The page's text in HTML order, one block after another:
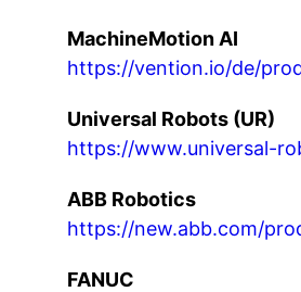
MachineMotion AI
https://vention.io/de/
Universal Robots (UR)
https://www.universal-
ABB Robotics
https://new.abb.com/
FANUC